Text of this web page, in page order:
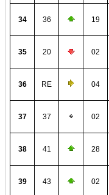
34 36 19
35 20 02
36 RE 04
37 37 02
38 41 28
39 43 02